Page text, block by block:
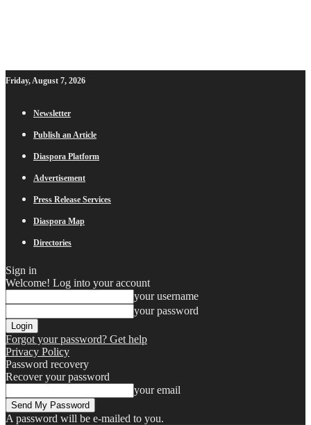
Friday, August 7, 2026
Newsletter
Publish an Article
Diaspora Platform
Advertisement
Press Release Services
Diaspora Map
Directories
Sign in
Welcome! Log into your account
your username
your password
Forgot your password? Get help
Privacy Policy
Password recovery
Recover your password
your email
A password will be e-mailed to you.